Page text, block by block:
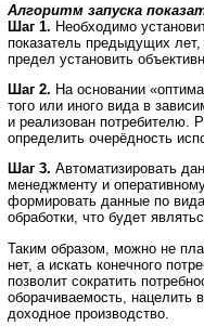
Алгоритм запуска
Шаг 1. Необходимо
показатель предыдущих
предел установить
Шаг 2. На основании
того или иного вида в
и реализован потребителю.
определить очерёдность
Шаг 3. Автоматизировать
менеджменту и
формировать данные по
обработки, что будет
Таким образом, можно не
нет, а искать конечного
позволит сократить
оборачиваемость, нацелить
доходное производство.